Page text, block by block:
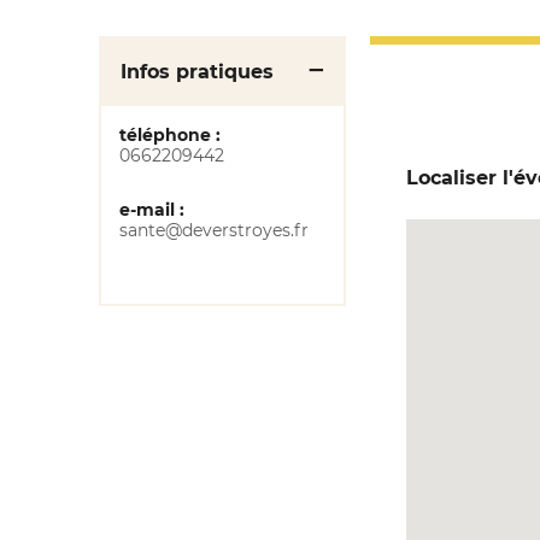
Infos pratiques
téléphone :
0662209442
e-mail :
sante@deverstroyes.fr
Localiser